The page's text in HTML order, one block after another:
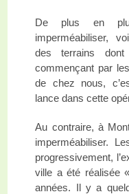
De plus en
imperméabiliser,
des terrains
commençant par
de chez nous,
lance dans cette
Au contraire, à
imperméabiliser.
progressivement,
ville a été réalisée
années. Il y a